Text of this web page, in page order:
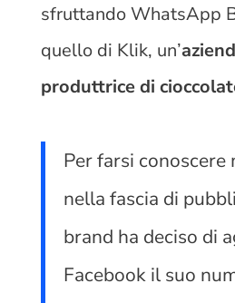
sfruttando WhatsApp
quello di Klik, un’
produttrice di
Per farsi
nella fascia di
brand ha deciso di
Facebook il suo